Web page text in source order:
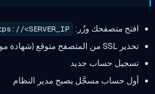
افتح متصفحك وزُر: https://<SERVER_IP>
تحذير SSL من المتصفح متوقع (شهادة موقعة ذاتيًا)
تسجيل حساب جديد
أول حساب مسجَّل يصبح مدير النظام